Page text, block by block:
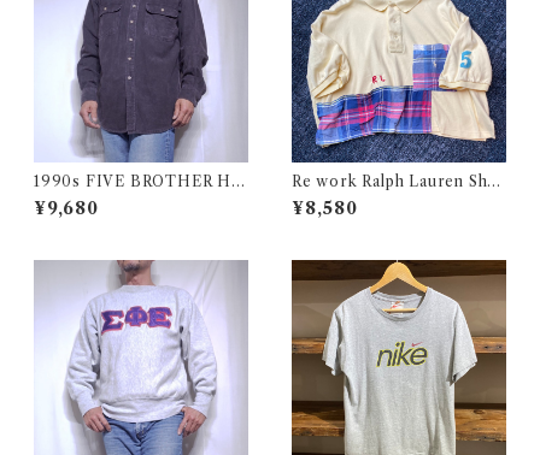
1990s FIVE BROTHER He
avy Flannel Shirt CHAMOI
S CLOTH Black USA / ファ
¥9,680
Re work Ralph Lauren Shor
t length Polo shirt / リワー
ク ラルフローレン ショート丈
¥8,580